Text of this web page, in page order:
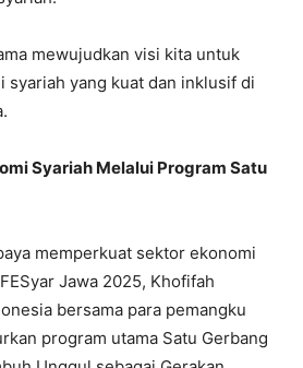
mewujudkan visi kita untuk
syariah yang kuat dan inklusif di
Syariah Melalui Program Satu
memperkuat sektor ekonomi
Jawa 2025, Khofifah
bersama para pemangku
program utama Satu Gerbang